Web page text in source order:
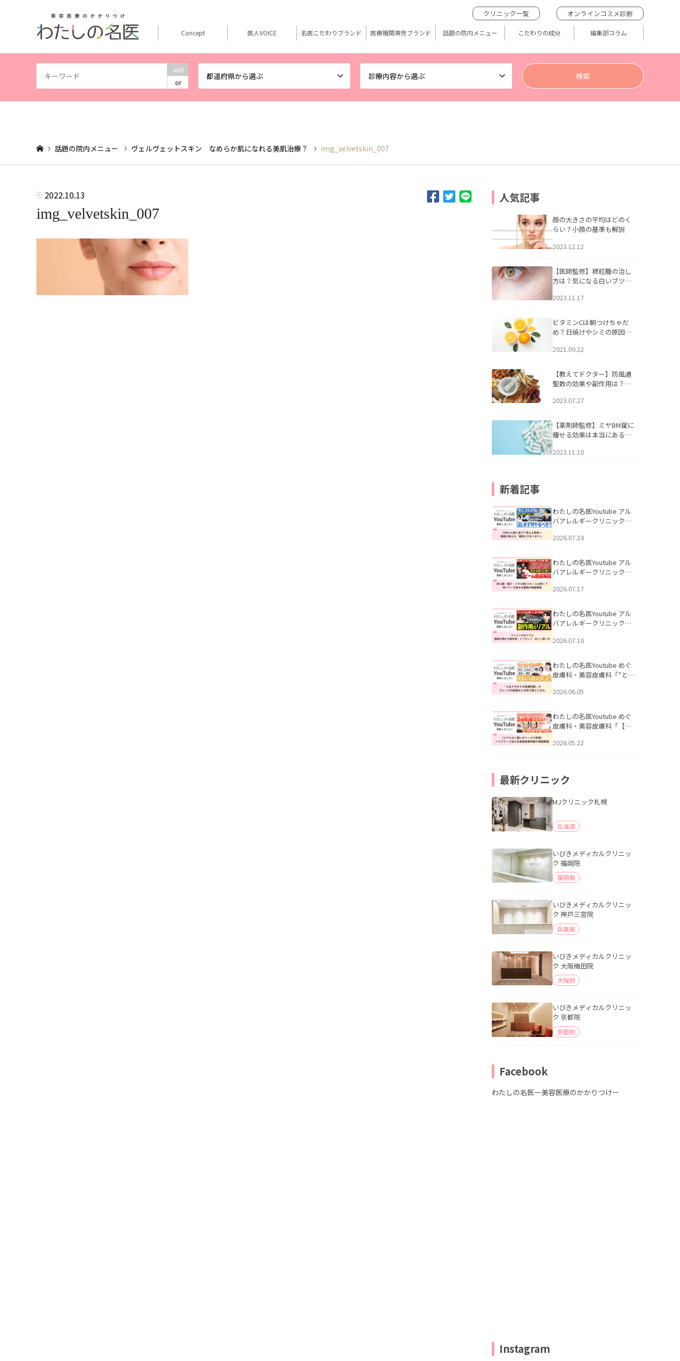
and
or
都道府県から選ぶ 診療内容から選ぶ
クリニック一覧 オンラインコスメ診断
Concept 医人VOICE 名医こだわりブランド 医療機関専売ブランド 話題の院内メニュー こだわりの成分 編集部コラム
話題の院内メニュー ヴェルヴェットスキン なめらか肌になれる美肌治療？ img_velvetskin_007
2022.10.13
img_velvetskin_007
人気記事
顔の大きさの平均はどのく
らい？小顔の基準も解説
2023.12.12
【医師監修】稗粒腫の治し
方は？気になる白いブツブ
アについて
2023.11.17
ビタミンCは朝つけちゃだ
め？日焼けやシミの原因に
2021.09.22
【教えてドクター】防風通
聖散の効果や副作用は？長
2023.07.27
【薬剤師監修】ミヤBM錠に
痩せる効果は本当にある
2023.11.10
新着記事
わたしの名医Youtube アル
バアレルギークリニック札
える男性へ｜医師が教える
公開いたしました。
2026.07.24
わたしの名医Youtube アル
バアレルギークリニック札
跡にVビームは効く？向いて
説」を公開いたしました。
2026.07.17
わたしの名医Youtube アル
バアレルギークリニック札
医師が明かす副作用・リバ
公開いたしました。
2026.07.10
わたしの名医Youtube めぐ
皮膚科・美容皮膚科「”とお
ッズの肌悩みに本気で答え
た。
2026.06.05
わたしの名医Youtube めぐ
皮膚科・美容皮膚科「【ヒ
用】ハイブリッド注入を美
2026.05.22
最新クリニック
MJクリニック札幌
北海道
いびきメディカルクリニッ
ク 福岡院
福岡県
いびきメディカルクリニッ
ク 神戸三宮院
兵庫県
いびきメディカルクリニッ
ク 大阪梅田院
大阪府
いびきメディカルクリニッ
ク 京都院
京都府
Facebook
わたしの名医ー美容医療のかかりつけー
Instagram